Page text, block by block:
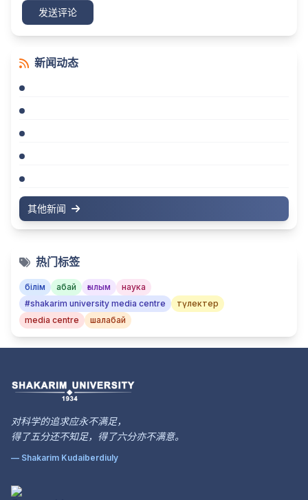
发送评论
新闻动态
其他新闻
热门标签
білім абай ғылым
наука
#shakarim university media centre
түлектер
media centre
шалабай
对科学的追求应永不满足，
得了五分还不知足，得了六分亦不满意。
— Shakarim Kudaiberdiuly